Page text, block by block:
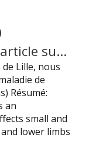
Article publié : un nouvel article sur la maladie de Buerger vient d’être publié
Lille, nous
de
Résumé:
an
small and
lower limbs